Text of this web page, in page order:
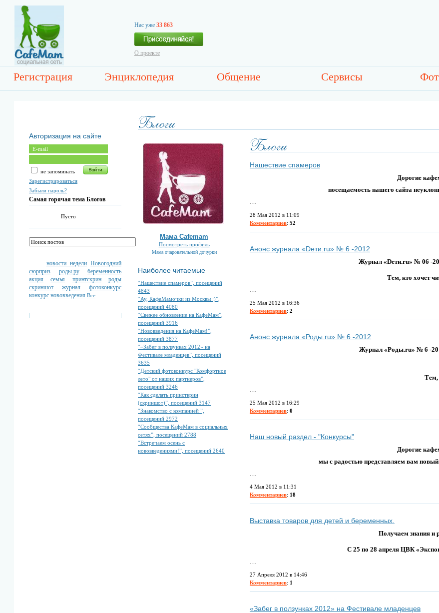
Нас уже 33 863
О проекте
Регистрация Энциклопедия Общение Сервисы
Авторизация на сайте
не запоминать
Зарегистрироваться
Забыли пароль?
Самая горячая тема Блогов
Пусто
новости недели Новогодний
сюрприз
роды.ру
беременность
акция
семья принтскрин
роды
скриншот
журнал
фотоконкурс
конкурс нововведения Все
Мама Cafemam
Посмотреть профиль
Мама очаровательной дочурки
Наиболее читаемые
“Нашествие спамеров”, посещений
4843
“Ау, КафеМамочки из Москвы :)”,
посещений 4080
“Свежее обновление на КафеМам”,
посещений 3916
“Нововведения на КафеМам!”,
посещений 3877
“«Забег в ползунках 2012» на
Фестивале младенцев”, посещений
3635
“Детский фотоконкурс "Комфортное
лето" от наших партнеров”,
посещений 3246
“Как сделать принсткрин
(скриншот)”, посещений 3147
“Знакомство с компанией ”,
посещений 2972
“Сообщества КафеМам в социальных
сетях”, посещений 2788
“Встречаем осень с
нововведениями!”, посещений 2640
Нашествие спамеров
Дорогие
посещаемость нашего сайта
…
28 Мая 2012 в 11:09
Комментариев: 52
Анонс журнала «Dети.ru» № 6 -2012
Журнал «Dети.ru» № 06 -
Тем, кто хочет
…
25 Мая 2012 в 16:36
Комментариев: 2
Анонс журнала «Роды.ru» № 6 -2012
Журнал «Роды.ru» № 6 -
Тем,
…
25 Мая 2012 в 16:29
Комментариев: 0
Наш новый раздел - "Конкурсы"
Дорогие
мы с радостью представляем вам новый
…
4 Мая 2012 в 11:31
Комментариев: 18
Выставка товаров для детей и беременных.
Получаем знания и
C 25 по 28 апреля ЦВК
…
27 Апреля 2012 в 14:46
Комментариев: 1
«Забег в ползунках 2012» на Фестивале младенцев